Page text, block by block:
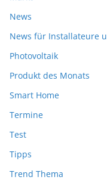
News
News für Installateure
Photovoltaik
Produkt des Monats
Smart Home
Termine
Test
Tipps
Trend Thema